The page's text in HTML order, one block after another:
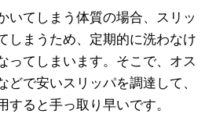
いてしまう体質の場合、スリッ
しまうため、定期的に洗わなけ
ってしまいます。そこで、オス
どで安いスリッパを調達して、
すると手っ取り早いです。